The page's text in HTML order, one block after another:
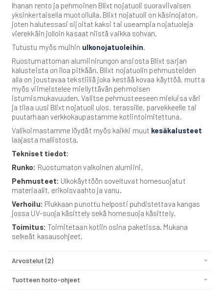
Ihanan rento ja pehmoinen Blixt nojatuoli suoraviivaisen
yksinkertaisella muotoilulla. Blixt nojatuoli on käsinojaton,
joten halutessasi sijoitat kaksi tai useampia nojatuoleja
vierekkäin jolloin kasaat niistä vaikka sohvan.
Tutustu myös muihin ulkonojatuoleihin.
Ruostumattoman alumiinirungon ansiosta Blixt sarjan
kalusteista on iloa pitkään. Blixt nojatuolin pehmusteiden
alla on joustavaa tekstiiliä joka kestää kovaa käyttöä, mutta
myös viimeistelee miellyttävän pehmoisen
istumismukavuuden. Valitse pehmusteeseen mieluisa väri
ja tilaa uusi Blixt nojatuoli ulos, terassille, parvekkeelle tai
puutarhaan verkkokaupastamme kotiintoimitettuna.
Valikoimastamme löydät myös kaikki muut kesäkalusteet
laajasta mallistosta.
Tekniset tiedot:
Runko: Ruostumaton valkoinen alumiini.
Pehmusteet: Ulkokäyttöön soveltuvat homesuojatut
materiaalit, erikoisvaahto ja vanu.
Verhoilu: Piukkaan punottu helposti puhdistettava kangas
jossa UV-suoja käsittely sekä homesuoja käsittely.
Toimitus: Toimitetaan kotiin osina paketissa. Mukana
selkeät kasausohjeet.
Arvostelut 2
Tuotteen hoito-ohjeet